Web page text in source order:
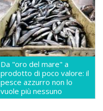
Da "oro del mare" a
prodotto di poco valore: il
pesce azzurro non lo
vuole più nessuno